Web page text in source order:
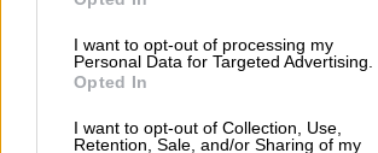
I want to opt-out of processing my
Personal Data for Targeted Advertising.
Opted In
I want to opt-out of Collection, Use,
Retention, Sale, and/or Sharing of my
ακούγεται το όνομα τουΠαύλου
που κατά τη διάρκεια της
εκστρατείας δεν πήρε θέση